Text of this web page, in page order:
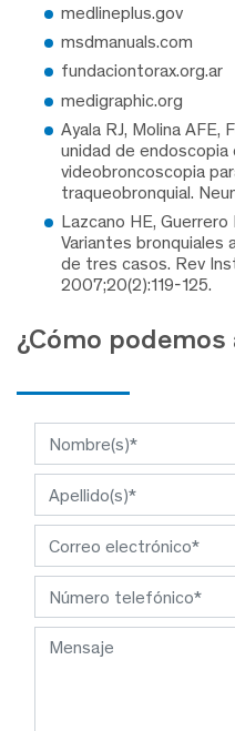
medlineplus.gov
msdmanuals.com
fundaciontorax.org.ar
medigraphic.org
Ayala RJ, Molina AFE,
unidad de
videobroncoscopia
traqueobronquial.
Lazcano HE, Guerrero
Variantes bronquiales
de tres casos. Rev
2007;20(2):119-125.
¿Cómo podemos